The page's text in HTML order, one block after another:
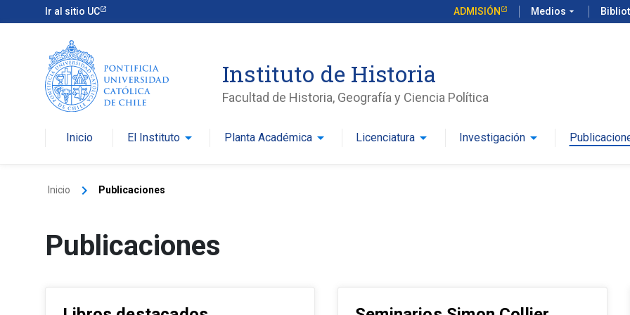
Ir al sitio UC ADMISIÓN Medios arrow_drop_down
Instituto de Historia
Facultad de Historia, Geografía y Ciencia Política
Inicio El Institutoarrow_drop_down Planta Académicaarrow_drop_down Licenciatura arrow_drop_down Investigaciónarrow_drop_down
Inicio keyboard_arrow_right Publicaciones
Publicaciones